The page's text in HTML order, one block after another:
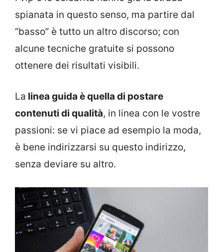
spianata in questo senso, ma partire dal
“basso” è tutto un altro discorso; con
alcune tecniche gratuite si possono
ottenere dei risultati visibili.
La linea guida è quella di postare
contenuti di qualità, in linea con le vostre
passioni: se vi piace ad esempio la moda,
è bene indirizzarsi su questo indirizzo,
senza deviare su altro.